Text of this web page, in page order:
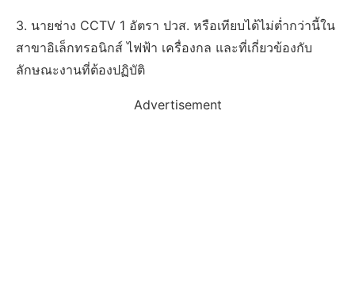
3. นายช่าง CCTV 1 อัตรา ปวส. หรือเทียบได้ไม่ต่ำกว่านี้ใน
สาขาอิเล็กทรอนิกส์ ไฟฟ้า เครื่องกล และที่เกี่ยวข้องกับ
ลักษณะงานที่ต้องปฏิบัติ
Advertisement